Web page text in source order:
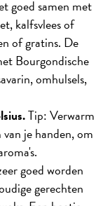
goed samen met
kalfsvlees of
of gratins. De
Bourgondische
omhulsels,
Tip: Verwarm
je handen, om
goed worden
gerechten